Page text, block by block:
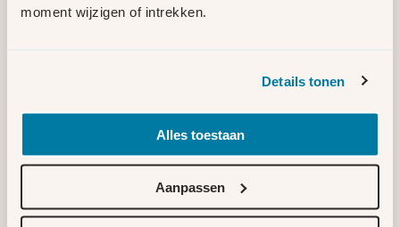
moment wijzigen of intrekken.
Details tonen
Alles toestaan
Aanpassen
Informatie over alles in de
meterkast